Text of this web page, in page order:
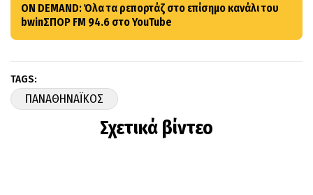
ON DEMAND: Όλα τα ρεπορτάζ στο επίσημο κανάλι του
bwinΣΠΟΡ FM 94.6 στο YouTube
TAGS:
ΠΑΝΑΘΗΝΑΪΚΟΣ
Σχετικά βίντεο